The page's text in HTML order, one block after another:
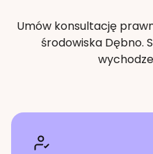
Umów konsultację
środowiska Dębno.